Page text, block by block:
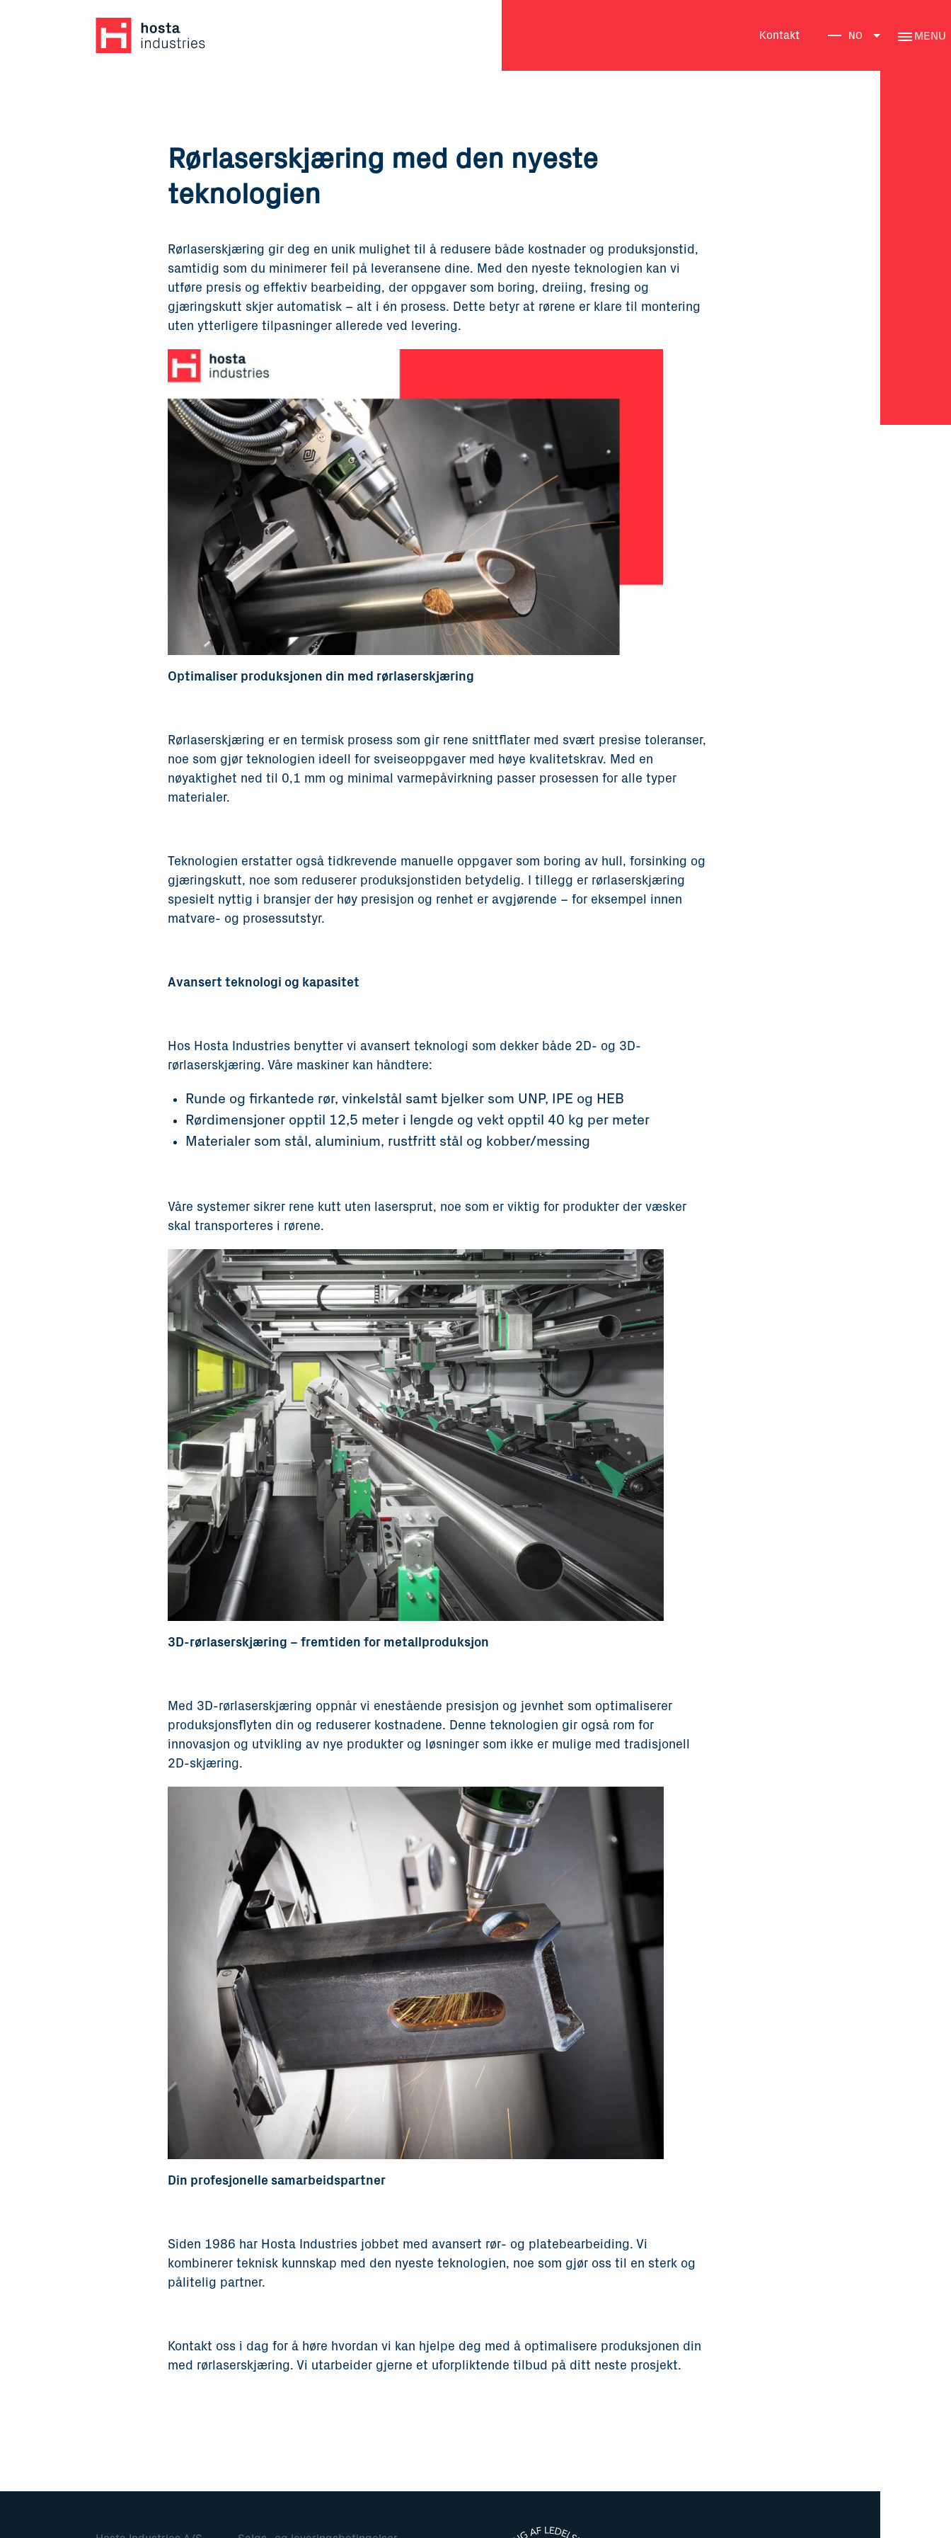
MENU
NO
Kontakt
Rørlaserskjæring med den nyeste
teknologien
Rørlaserskjæring gir deg en unik mulighet til å redusere både kostnader og produksjonstid,
samtidig som du minimerer feil på leveransene dine. Med den nyeste teknologien kan vi
utføre presis og effektiv bearbeiding, der oppgaver som boring, dreiing, fresing og
gjæringskutt skjer automatisk – alt i én prosess. Dette betyr at rørene er klare til montering
uten ytterligere tilpasninger allerede ved levering.
Optimaliser produksjonen din med rørlaserskjæring
Rørlaserskjæring er en termisk prosess som gir rene snittflater med svært presise toleranser,
noe som gjør teknologien ideell for sveiseoppgaver med høye kvalitetskrav. Med en
nøyaktighet ned til 0,1 mm og minimal varmepåvirkning passer prosessen for alle typer
materialer.
Teknologien erstatter også tidkrevende manuelle oppgaver som boring av hull, forsinking og
gjæringskutt, noe som reduserer produksjonstiden betydelig. I tillegg er rørlaserskjæring
spesielt nyttig i bransjer der høy presisjon og renhet er avgjørende – for eksempel innen
matvare- og prosessutstyr.
Avansert teknologi og kapasitet
Hos Hosta Industries benytter vi avansert teknologi som dekker både 2D- og 3D-
rørlaserskjæring. Våre maskiner kan håndtere:
Runde og firkantede rør, vinkelstål samt bjelker som UNP, IPE og HEB
Rørdimensjoner opptil 12,5 meter i lengde og vekt opptil 40 kg per meter
Materialer som stål, aluminium, rustfritt stål og kobber/messing
Våre systemer sikrer rene kutt uten lasersprut, noe som er viktig for produkter der væsker
skal transporteres i rørene.
3D-rørlaserskjæring – fremtiden for metallproduksjon
Med 3D-rørlaserskjæring oppnår vi enestående presisjon og jevnhet som optimaliserer
produksjonsflyten din og reduserer kostnadene. Denne teknologien gir også rom for
innovasjon og utvikling av nye produkter og løsninger som ikke er mulige med tradisjonell
2D-skjæring.
Din profesjonelle samarbeidspartner
Siden 1986 har Hosta Industries jobbet med avansert rør- og platebearbeiding. Vi
kombinerer teknisk kunnskap med den nyeste teknologien, noe som gjør oss til en sterk og
pålitelig partner.
Kontakt oss i dag for å høre hvordan vi kan hjelpe deg med å optimalisere produksjonen din
med rørlaserskjæring. Vi utarbeider gjerne et uforpliktende tilbud på ditt neste prosjekt.